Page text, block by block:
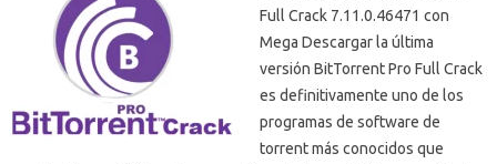
Full Crack 7.11.0.46471 con
Mega Descargar la última
versión BitTorrent Pro Full Crack
es definitivamente uno de los
programas de software de
torrent más conocidos que